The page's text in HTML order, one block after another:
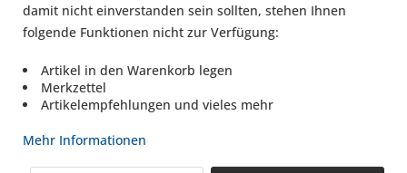
2026-27 VEX IQ Robotics Competition "Level Up"...
nicht enthalten (siehe Zubehör)
damit nicht einverstanden sein sollten, stehen Ihnen
folgende Funktionen nicht zur Verfügung:
Artikel in den Warenkorb legen
Merkzettel
Artikelempfehlungen und vieles mehr
Mehr Informationen